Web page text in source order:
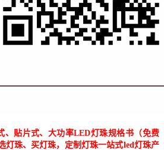
、贴片式、大功率LED灯珠规格书（免费
灯珠、买灯珠，定制灯珠一站式led灯珠产